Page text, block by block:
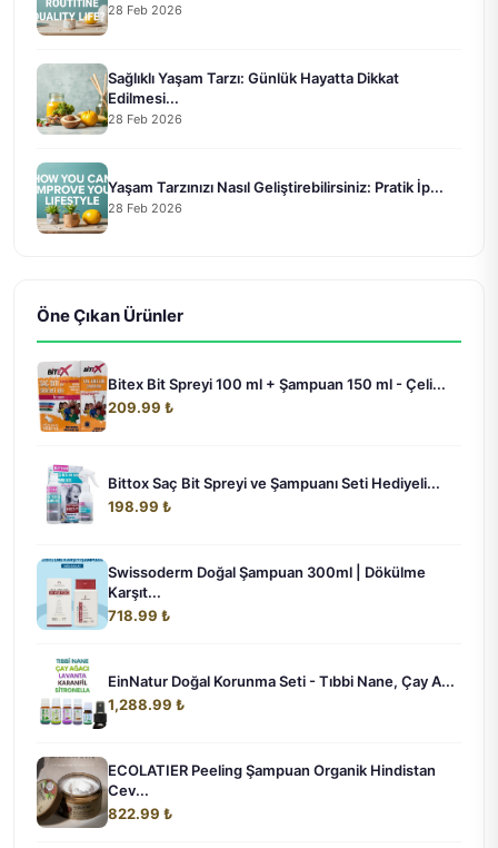
28 Feb 2026
Sağlıklı Yaşam Tarzı: Günlük Hayatta Dikkat
Edilmesi...
28 Feb 2026
Yaşam Tarzınızı Nasıl Geliştirebilirsiniz: Pratik İp...
28 Feb 2026
Öne Çıkan Ürünler
Bitex Bit Spreyi 100 ml + Şampuan 150 ml - Çeli...
209.99 ₺
Bittox Saç Bit Spreyi ve Şampuanı Seti Hediyeli...
198.99 ₺
Swissoderm Doğal Şampuan 300ml | Dökülme
Karşıt...
718.99 ₺
EinNatur Doğal Korunma Seti - Tıbbi Nane, Çay A...
1,288.99 ₺
ECOLATIER Peeling Şampuan Organik Hindistan
Cev...
822.99 ₺